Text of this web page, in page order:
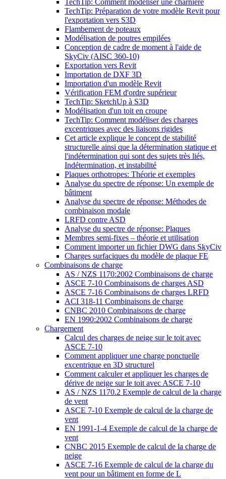
TechTip: Comment modéliser une charnière
TechTip: Préparation de votre modèle Revit pour
l'exportation vers S3D
Flambement de poteaux
Modélisation de poutres empilées
Conception de cadre de moment à l'aide de
SkyCiv (AISC 360-10)
Exportation vers Revit
Importation de DXF 3D
Importation d'un modèle Revit
Vérification FEM d'ordre supérieur
TechTip: SketchUp à S3D
Modélisation d'un toit en croupe
TechTip: Comment modéliser des charges
excentriques avec des liaisons rigides
Cet article explique le concept de stabilité
structurelle ainsi que la détermination statique et
l'indétermination qui sont des sujets très liés,
Indétermination, et instabilité
Plaques orthotropes: Théorie et exemples
Analyse du spectre de réponse: Un exemple de
bâtiment
Analyse du spectre de réponse: Méthodes de
combinaison modale
LRFD contre ASD
Analyse du spectre de réponse: Plaques
Membres semi-fixes – théorie et utilisation
Comment importer un fichier DWG dans SkyCiv
Charges surfaciques du modèle de plaque FE
Combinaisons de charge
AS / NZS 1170:2002 Combinaisons de charge
ASCE 7-10 Combinaisons de charges ASD
ASCE 7-16 Combinaisons de charges LRFD
ACI 318-11 Combinaisons de charge
CNBC 2010 Combinaisons de charge
EN 1990:2002 Combinaisons de charge
Chargement
Calcul des charges de neige sur le toit avec
ASCE 7-10
Comment appliquer une charge ponctuelle
excentrique en 3D structurel
Comment calculer et appliquer les charges de
dérive de neige sur le toit avec ASCE 7-10
AS / NZS 1170.2 Exemple de calcul de la charge
de vent
ASCE 7-10 Exemple de calcul de la charge de
vent
EN 1991-1-4 Exemple de calcul de la charge de
vent
CNBC 2015 Exemple de calcul de la charge de
neige
ASCE 7-16 Exemple de calcul de la charge du
vent pour un bâtiment en forme de L